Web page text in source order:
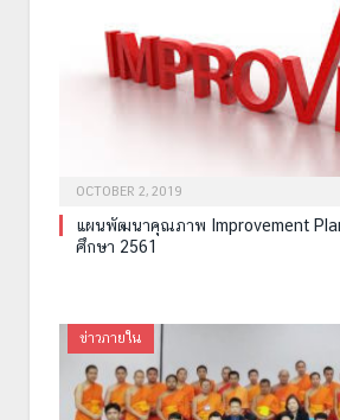
OCTOBER 2, 2019
แผนพัฒนาคุณภาพ Improvement
ศึกษา 2561
ข่าวภายใน